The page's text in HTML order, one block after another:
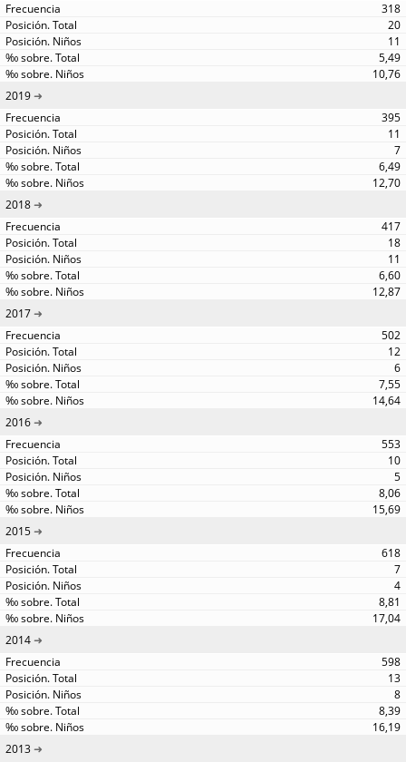
318
20
11
5,49
10,76
2019
395
11
7
6,49
12,70
2018
417
18
11
6,60
12,87
2017
502
12
6
7,55
14,64
2016
553
10
5
8,06
15,69
2015
618
7
4
8,81
17,04
2014
598
13
8
8,39
16,19
2013